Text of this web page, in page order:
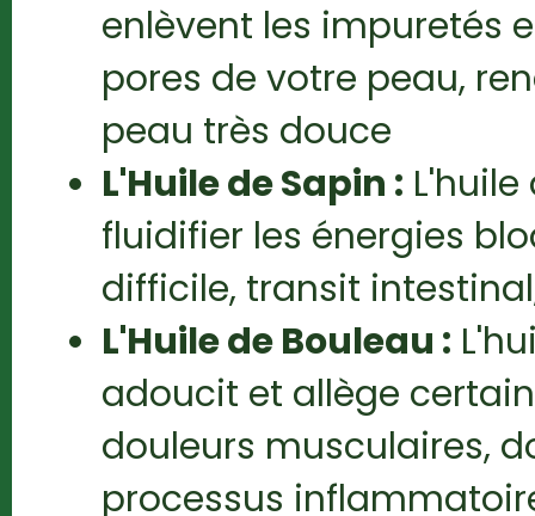
enlèvent les impuretés
pores de votre peau,
peau très douce
L'Huile de Sapin :
fluidifier les énergies
difficile, transit
L'Huile de Bouleau :
adoucit et allège
douleurs musculaires,
processus